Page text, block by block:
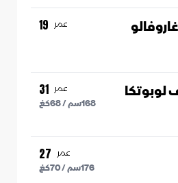
عمر 19
لوبوتكا عمر 31
168سم /68كغ
عمر 27
176سم /70كغ